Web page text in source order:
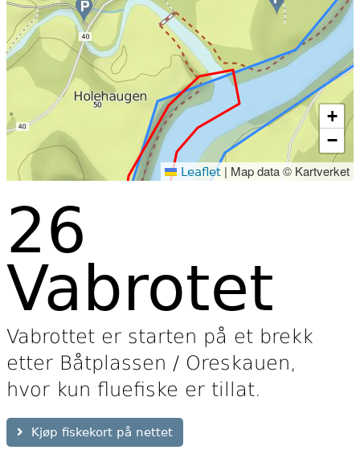
+
−
Leaflet | Map data © Kartverket
26
Vabrotet
Vabrottet er starten på et brekk
etter Båtplassen / Oreskauen,
hvor kun fluefiske er tillat.
Kjøp fiskekort på nettet